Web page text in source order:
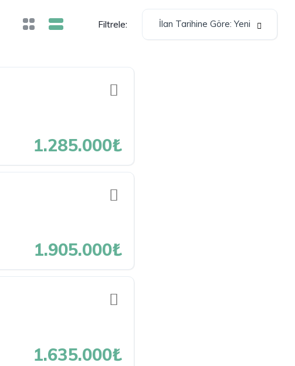
Filtrele: İlan Tarihine Göre: Yeni
1.285.000₺
1.905.000₺
1.635.000₺